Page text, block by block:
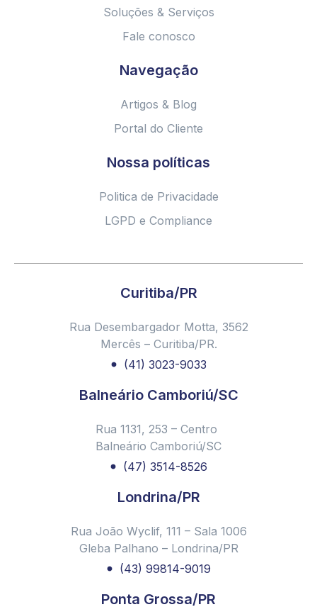
Soluções & Serviços
Fale conosco
Navegação
Artigos & Blog
Portal do Cliente
Nossa políticas
Politica de Privacidade
LGPD e Compliance
Curitiba/PR
Rua Desembargador Motta, 3562
Mercês – Curitiba/PR.
(41) 3023-9033
Balneário Camboriú/SC
Rua 1131, 253 – Centro
Balneário Camboriú/SC
(47) 3514-8526
Londrina/PR
Rua João Wyclif, 111 – Sala 1006
Gleba Palhano – Londrina/PR
(43) 99814-9019
Ponta Grossa/PR